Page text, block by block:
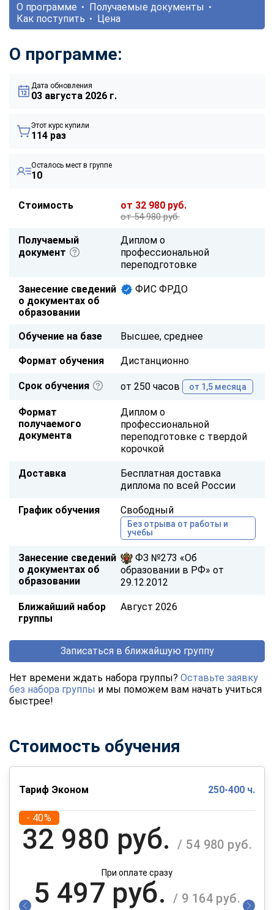
О программе
Получаемые документы
Как поступить
Цена
О программе:
Дата обновления
03 августа 2026 г.
Этот курс купили
114 раз
Осталось мест в группе
10
Стоимость от 32 980 руб.
от 54 980 руб.
Получаемый
документ
Диплом о
профессиональной
переподготовке
Занесение сведений
о документах об
образовании
ФИС ФРДО
Обучение на базе Высшее, среднее
Формат обучения Дистанционно
Срок обучения от 250 часов от 1,5 месяца
Формат
получаемого
документа
Диплом о
профессиональной
переподготовке с твердой
корочкой
Доставка
Бесплатная доставка
диплома по всей России
График обучения Свободный
Без отрыва от работы и
учебы
Занесение сведений
о документах об
образовании
ФЗ №273 «Об
образовании в РФ» от
29.12.2012
Ближайший набор
группы
Август 2026
Записаться в ближайшую группу
Нет времени ждать набора группы? Оставьте заявку
без набора группы и мы поможем вам начать учиться
быстрее!
Стоимость обучения
Тариф Эконом 250-400 ч.
- 40%
32 980 руб. / 54 980 руб.
При оплате сразу
5 497 руб. / 9 164 руб.